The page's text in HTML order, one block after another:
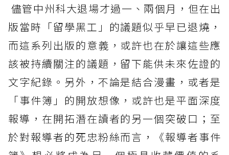
儘管中州科大退場才過一、兩個月，但在出
版當時「留學黑工」的議題似乎早已退燒，
而這系列出版的意義，或許也在於讓這些應
該被持續關注的議題，留下能供未來佐證的
文字紀錄。另外，不論是結合漫畫，或者是
「事件簿」的開放想像，或許也是平面深度
報導，在開拓潛在讀者的另一個突破口；至
於對報導者的死忠粉絲而言，《報導者事件